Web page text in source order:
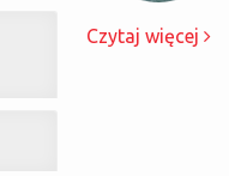
Czytaj więcej